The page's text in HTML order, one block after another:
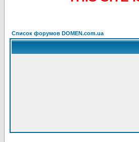
Список форумов DOMEN.com.ua